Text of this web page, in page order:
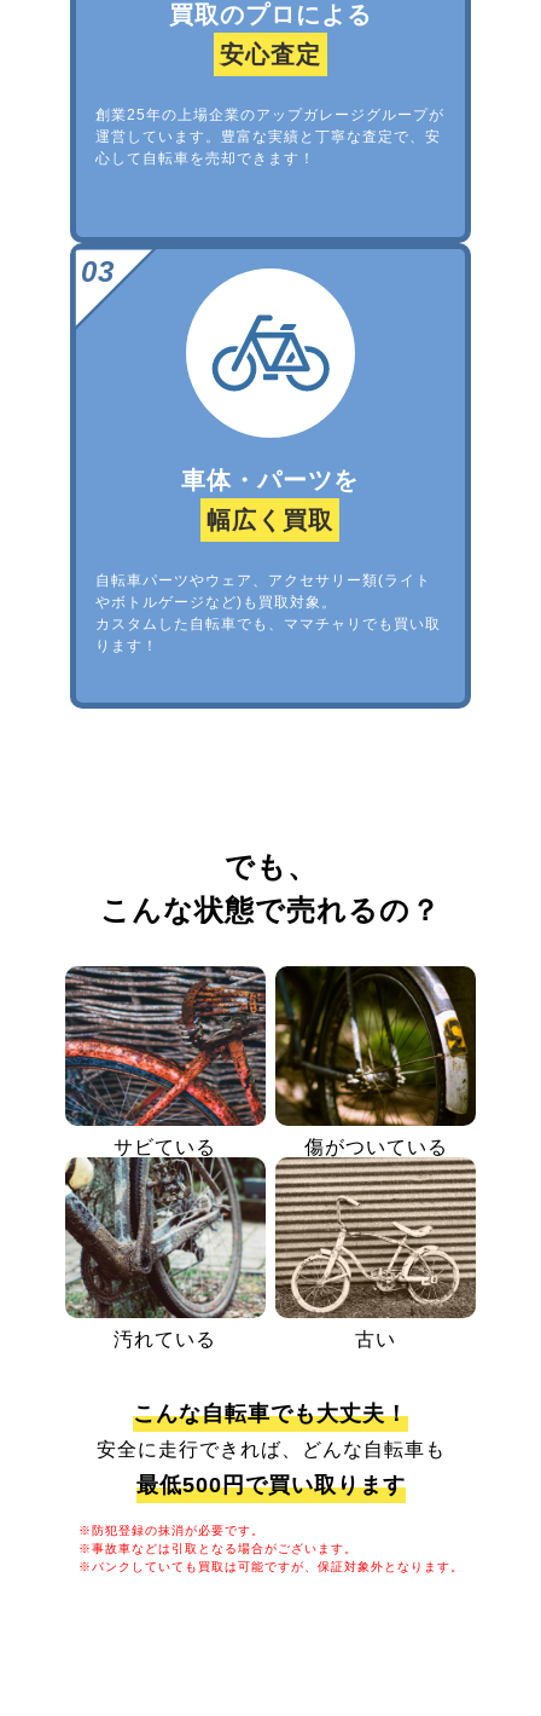
買取のプロによる
安心査定
創業25年の上場企業のアップガレージグループが
運営しています。豊富な実績と丁寧な査定で、安
心して自転車を売却できます！
車体・パーツを
幅広く買取
自転車パーツやウェア、アクセサリー類(ライト
やボトルゲージなど)も買取対象。
カスタムした自転車でも、ママチャリでも買い取
ります！
でも、
こんな状態で売れるの？
サビている 傷がついている
汚れている 古い
こんな自転車でも大丈夫！
安全に走行できれば、どんな自転車も
最低500円で買い取ります
※防犯登録の抹消が必要です。
※事故車などは引取となる場合がございます。
※パンクしていても買取は可能ですが、保証対象外となります。